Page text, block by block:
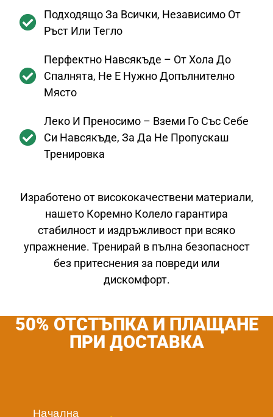
Подходящо За Всички, Независимо От
Ръст Или Тегло
Перфектно Навсякъде – От Хола До
Спалнята, Не Е Нужно Допълнително
Място
Леко И Преносимо – Вземи Го Със Себе
Си Навсякъде, За Да Не Пропускаш
Тренировка
Изработено от висококачествени материали,
нашето Коремно Колело гарантира
стабилност и издръжливост при всяко
упражнение. Тренирай в пълна безопасност
без притеснения за повреди или
дискомфорт.
50% ОТСТЪПКА И ПЛАЩАНЕ
ПРИ ДОСТАВКА
Начална